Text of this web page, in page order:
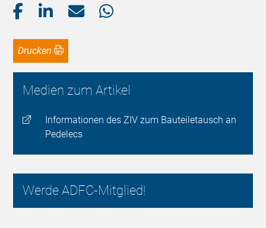
Drucken
Medien zum Artikel
Informationen des ZIV zum Bauteiletausch an
Pedelecs
Werde ADFC-Mitglied!